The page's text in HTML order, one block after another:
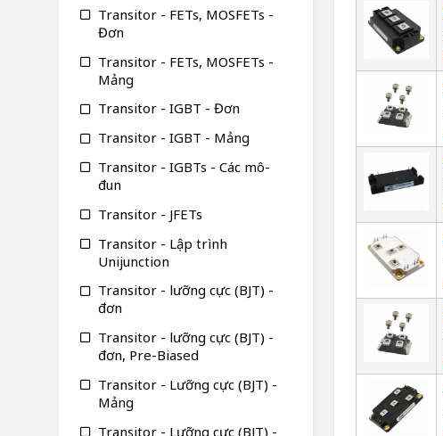
Transitor - FETs, MOSFETs -
Đơn
Transitor - FETs, MOSFETs -
Mảng
Transitor - IGBT - Đơn
Transitor - IGBT - Mảng
Transitor - IGBTs - Các mô-
đun
Transitor - JFETs
Transitor - Lập trình
Unijunction
Transitor - lưỡng cực (BJT) -
đơn
Transitor - lưỡng cực (BJT) -
đơn, Pre-Biased
Transitor - Lưỡng cực (BJT) -
Mảng
Transitor - Lưỡng cực (BJT) -